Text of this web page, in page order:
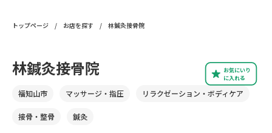
トップページ / お店を探す / 林鍼灸接骨院
お気にいり
に入れる
林鍼灸接骨院
福知山市 マッサージ・指圧 リラクゼーション・ボディケア
接骨・整骨 鍼灸